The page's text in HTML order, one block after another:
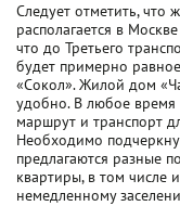
Следует отметить, что
располагается в
что до Третьего
будет примерно
«Сокол». Жилой дом
удобно. В любое время
маршрут и транспорт
Необходимо
предлагаются разные
квартиры, в том числе
немедленному